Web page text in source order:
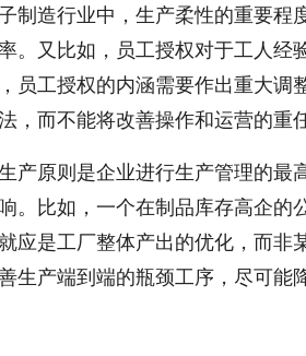
制造行业中，生产柔性的重要程
。又比如，员工授权对于工人经
员工授权的内涵需要作出重大调
，而不能将改善操作和运营的重
原则是企业进行生产管理的最
。比如，一个在制品库存高企的
应是工厂整体产出的优化，而非
生产端到端的瓶颈工序，尽可能